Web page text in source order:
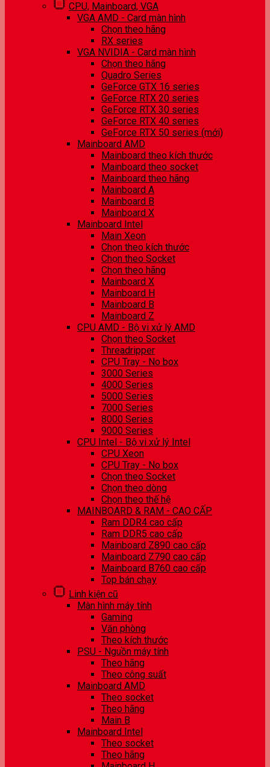
CPU, Mainboard, VGA
VGA AMD - Card màn hình
Chọn theo hãng
RX series
VGA NVIDIA - Card màn hình
Chọn theo hãng
Quadro Series
GeForce GTX 16 series
GeForce RTX 20 series
GeForce RTX 30 series
GeForce RTX 40 series
GeForce RTX 50 series (mới)
Mainboard AMD
Mainboard theo kích thước
Mainboard theo socket
Mainboard theo hãng
Mainboard A
Mainboard B
Mainboard X
Mainboard Intel
Main Xeon
Chọn theo kích thước
Chọn theo Socket
Chọn theo hãng
Mainboard X
Mainboard H
Mainboard B
Mainboard Z
CPU AMD - Bộ vi xử lý AMD
Chọn theo Socket
Threadripper
CPU Tray - No box
3000 Series
4000 Series
5000 Series
7000 Series
8000 Series
9000 Series
CPU Intel - Bộ vi xử lý Intel
CPU Xeon
CPU Tray - No box
Chọn theo Socket
Chọn theo dòng
Chọn theo thế hệ
MAINBOARD & RAM - CAO CẤP
Ram DDR4 cao cấp
Ram DDR5 cao cấp
Mainboard Z890 cao cấp
Mainboard Z790 cao cấp
Mainboard B760 cao cấp
Top bán chạy
Linh kiện cũ
Màn hình máy tính
Gaming
Văn phòng
Theo kích thước
PSU - Nguồn máy tính
Theo hãng
Theo công suất
Mainboard AMD
Theo socket
Theo hãng
Main B
Mainboard Intel
Theo socket
Theo hãng